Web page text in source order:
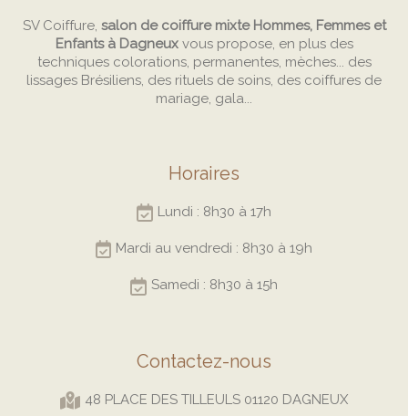
SV Coiffure, salon de coiffure mixte Hommes, Femmes et
Enfants à Dagneuxvous propose, en plus des
techniques colorations, permanentes, mèches... des
lissages Brésiliens, des rituels de soins, des coiffures de
mariage, gala...
Horaires
Lundi : 8h30 à 17h
Mardi au vendredi : 8h30 à 19h
Samedi : 8h30 à 15h
Contactez-nous
48 PLACE DES TILLEULS 01120 DAGNEUX